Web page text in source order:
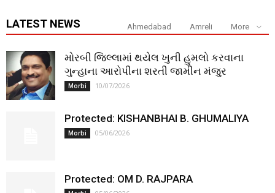
LATEST NEWS Ahmedabad Amreli More
મોરબી જિલ્લામાં થયેલ ખુની હુમલો કરવાના
ગુન્હાના આરોપીના શરતી જામીન મંજુર
Morbi 10/07/2026
Protected: KISHANBHAI B. GHUMALIYA
Morbi 05/06/2026
Protected: OM D. RAJPARA